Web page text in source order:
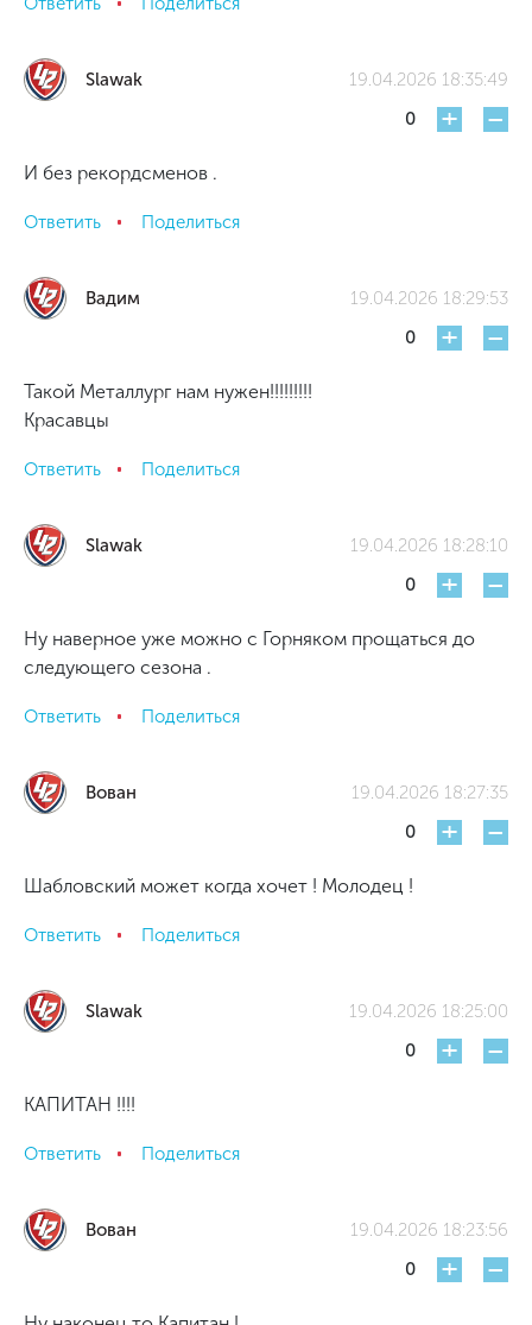
Slawak
19.04.2026 18:35:49
0
+ -
И без рекордсменов .
Ответить Поделиться
Вадим
19.04.2026 18:29:53
0
+ -
Такой Металлург нам нужен!!!!!!!!!
Красавцы
Ответить Поделиться
Slawak
19.04.2026 18:28:10
0
+ -
Ну наверное уже можно с Горняком прощаться до
следующего сезона .
Ответить Поделиться
Вован
19.04.2026 18:27:35
0
+ -
Шабловский может когда хочет ! Молодец !
Ответить Поделиться
Slawak
19.04.2026 18:25:00
0
+ -
КАПИТАН !!!!
Ответить Поделиться
Вован
19.04.2026 18:23:56
0
+ -